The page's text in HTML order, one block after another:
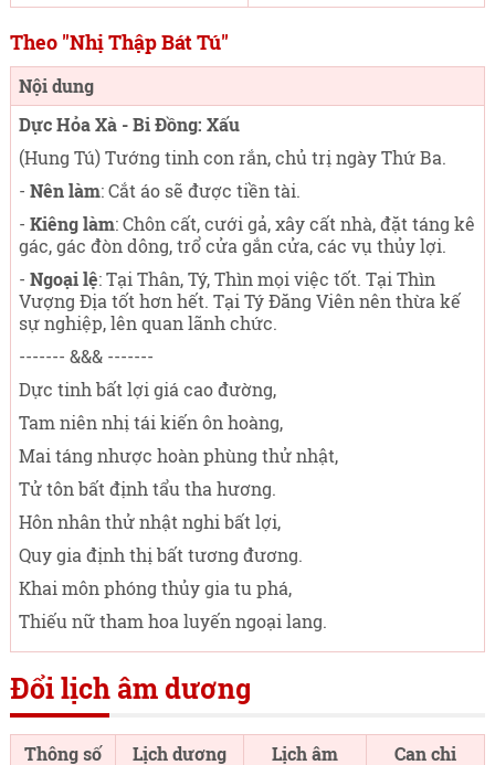
Theo "Nhị Thập Bát Tú"
Nội dung
Dực Hỏa Xà - Bi Đồng: Xấu
(Hung Tú) Tướng tinh con rắn, chủ trị ngày Thứ Ba.
- Nên làm: Cắt áo sẽ được tiền tài.
- Kiêng làm: Chôn cất, cưới gả, xây cất nhà, đặt táng kê
gác, gác đòn dông, trổ cửa gắn cửa, các vụ thủy lợi.
- Ngoại lệ: Tại Thân, Tý, Thìn mọi việc tốt. Tại Thìn
Vượng Địa tốt hơn hết. Tại Tý Đăng Viên nên thừa kế
sự nghiệp, lên quan lãnh chức.
------- &&& -------
Dực tinh bất lợi giá cao đường,
Tam niên nhị tái kiến ôn hoàng,
Mai táng nhược hoàn phùng thử nhật,
Tử tôn bất định tẩu tha hương.
Hôn nhân thử nhật nghi bất lợi,
Quy gia định thị bất tương đương.
Khai môn phóng thủy gia tu phá,
Thiếu nữ tham hoa luyến ngoại lang.
Đổi lịch âm dương
Thông số Lịch dương Lịch âm Can chi